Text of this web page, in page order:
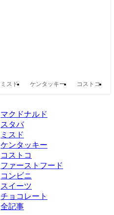
ミスド ケンタッキー コストコ
マクドナルド
スタバ
ミスド
ケンタッキー
コストコ
ファーストフード
コンビニ
スイーツ
チョコレート
全記事